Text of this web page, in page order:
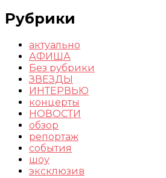
Рубрики
актуально
АФИША
Без рубрики
ЗВЕЗДЫ
ИНТЕРВЬЮ
концерты
НОВОСТИ
обзор
репортаж
события
шоу
эксклюзив